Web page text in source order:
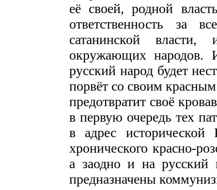
её своей, родной
ответственность за
сатанинской
окружающих народов.
русский народ будет
порвёт со своим
предотвратит своё
в первую очередь тех
в адрес
хронического красно-
а заодно и на русский
предназначены